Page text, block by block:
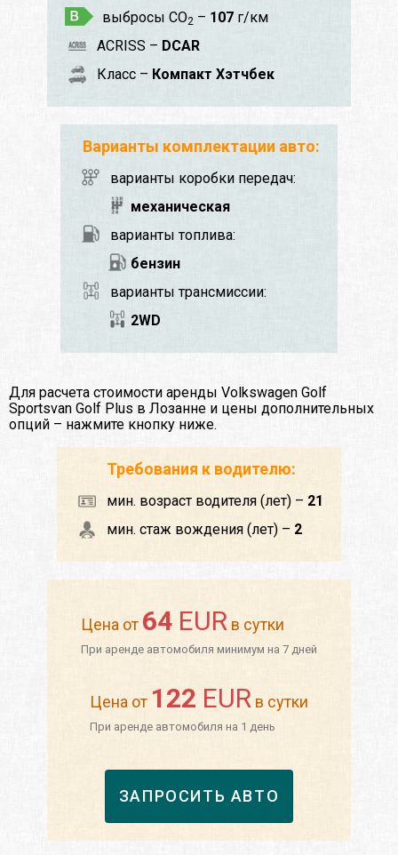
выбросы CO2 – 107 г/км
ACRISS – DCAR
Класс – Компакт Хэтчбек
Варианты комплектации авто:
варианты коробки передач:
механическая
варианты топлива:
бензин
варианты трансмиссии:
2WD
Для расчета стоимости аренды Volkswagen Golf
Sportsvan Golf Plus в Лозанне и цены дополнительных
опций – нажмите кнопку ниже.
Требования к водителю:
мин. возраст водителя (лет) – 21
мин. стаж вождения (лет) – 2
Цена от 64 EUR в сутки
При аренде автомобиля минимум на 7 дней
Цена от 122 EUR в сутки
При аренде автомобиля на 1 день
ЗАПРОСИТЬ АВТО